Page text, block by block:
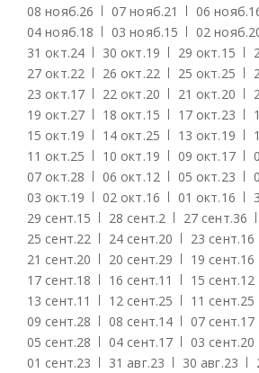
08 нояб.26 07 нояб.21 06 нояб.
04 нояб.18 03 нояб.15 02 нояб.
31 окт.24 30 окт.19 29 окт.15
27 окт.22 26 окт.22 25 окт.25
23 окт.17 22 окт.20 21 окт.20
19 окт.27 18 окт.15 17 окт.23
15 окт.19 14 окт.25 13 окт.19
11 окт.25 10 окт.19 09 окт.17
07 окт.28 06 окт.12 05 окт.23
03 окт.19 02 окт.16 01 окт.16
29 сент.15 28 сент.2 27 сент.36
25 сент.22 24 сент.20 23 сент.16
21 сент.20 20 сент.29 19 сент.16
17 сент.18 16 сент.11 15 сент.12
13 сент.11 12 сент.25 11 сент.25
09 сент.28 08 сент.14 07 сент.17
05 сент.28 04 сент.17 03 сент.20
01 сент.23 31 авг.23 30 авг.23